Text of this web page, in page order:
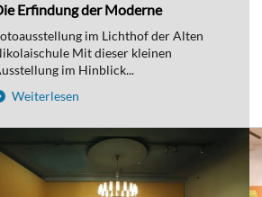
Erfindung der Moderne
im Lichthof der Alten
Mit dieser kleinen
im Hinblick...
Weiterlesen